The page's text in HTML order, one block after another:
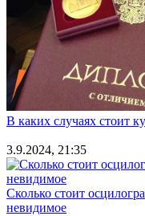
В каких случаях стоит
3.9.2024, 21:35
Сколько стоит
невидимое